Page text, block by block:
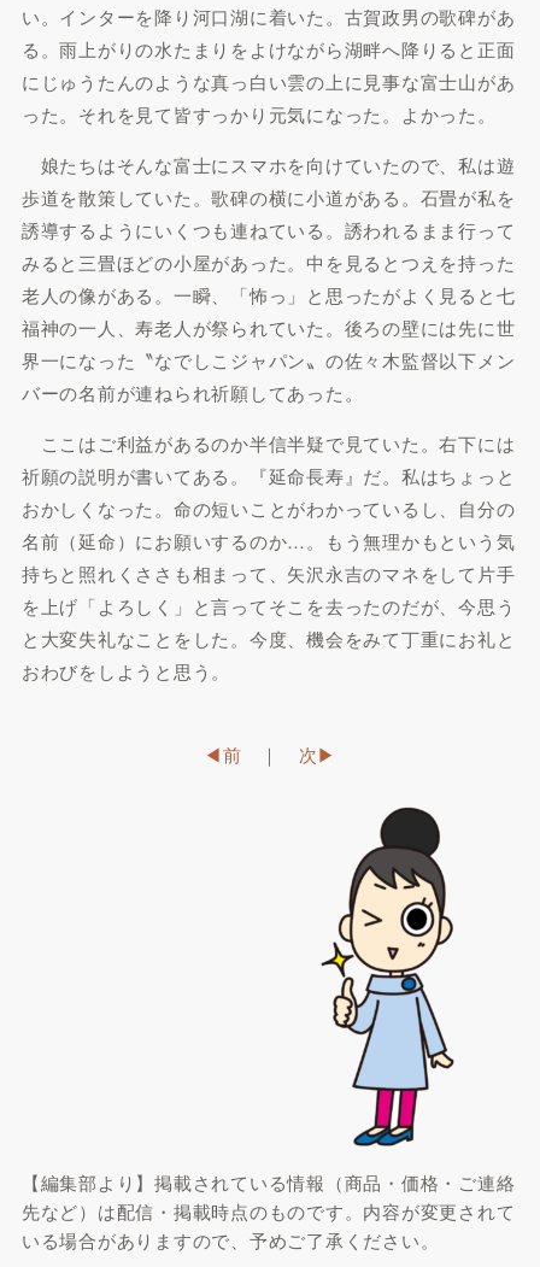
い。インターを降り河口湖に着いた。古賀政男の歌碑があ
る。雨上がりの水たまりをよけながら湖畔へ降りると正面
にじゅうたんのような真っ白い雲の上に見事な富士山があ
った。それを見て皆すっかり元気になった。よかった。
娘たちはそんな富士にスマホを向けていたので、私は遊
歩道を散策していた。歌碑の横に小道がある。石畳が私を
誘導するようにいくつも連ねている。誘われるまま行って
みると三畳ほどの小屋があった。中を見るとつえを持った
老人の像がある。一瞬、「怖っ」と思ったがよく見ると七
福神の一人、寿老人が祭られていた。後ろの壁には先に世
界一になった〝なでしこジャパン〟の佐々木監督以下メン
バーの名前が連ねられ祈願してあった。
ここはご利益があるのか半信半疑で見ていた。右下には
祈願の説明が書いてある。『延命長寿』だ。私はちょっと
おかしくなった。命の短いことがわかっているし、自分の
名前（延命）にお願いするのか…。もう無理かもという気
持ちと照れくささも相まって、矢沢永吉のマネをして片手
を上げ「よろしく」と言ってそこを去ったのだが、今思う
と大変失礼なことをした。今度、機会をみて丁重にお礼と
おわびをしようと思う。
◀︎前 ｜ 次▶︎
【編集部より】掲載されている情報（商品・価格・ご連絡
先など）は配信・掲載時点のものです。内容が変更されて
いる場合がありますので、予めご了承ください。